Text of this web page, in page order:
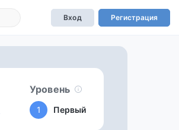
Вход Регистрация
Уровень
1 Первый